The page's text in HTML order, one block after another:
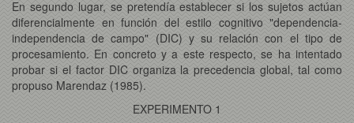
En segundo lugar, se pretendía establecer si los sujetos actúan
diferencialmente en función del estilo cognitivo "dependencia-
independencia de campo" (DIC) y su relación con el tipo de
procesamiento. En concreto y a este respecto, se ha intentado
probar si el factor DIC organiza la precedencia global, tal como
propuso Marendaz (1985).
EXPERIMENTO 1